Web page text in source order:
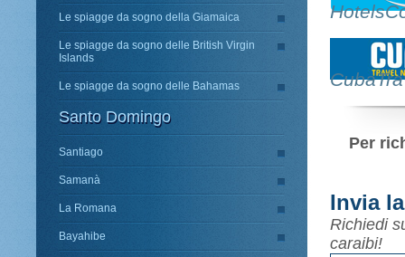
Le spiagge da sogno della Giamaica
Le spiagge da sogno delle British Virgin
Islands
Le spiagge da sogno delle Bahamas
Santo Domingo
Santiago
Samanà
La Romana
Bayahibe
Per
Invia
Richiedi
caraibi!